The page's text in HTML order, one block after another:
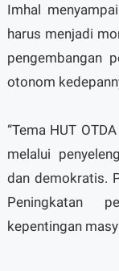
Imhal
harus menjadi
pengembangan
otonom
“Tema HUT
melalui
dan demokratis.
Peningkatan
kepentingan